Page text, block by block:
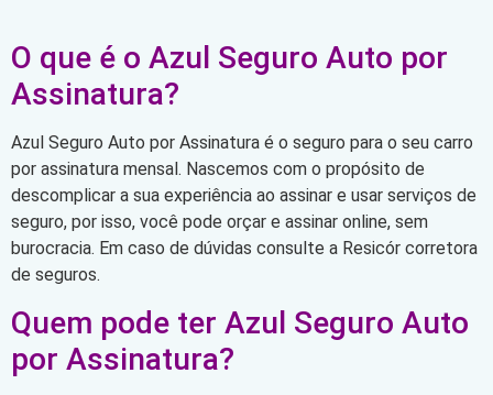
O que é o Azul Seguro Auto por
Assinatura?
Azul Seguro Auto por Assinatura é o seguro para o seu carro
por assinatura mensal. Nascemos com o propósito de
descomplicar a sua experiência ao assinar e usar serviços de
seguro, por isso, você pode orçar e assinar online, sem
burocracia. Em caso de dúvidas consulte a Resicór corretora
de seguros.
Quem pode ter Azul Seguro Auto
por Assinatura?